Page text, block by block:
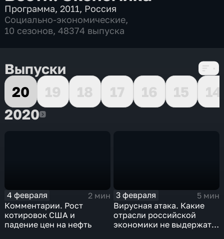
Программа,2011, Россия
Социально-экономические,
10 сезонов, 48374 выпуска
Выпуски
20
19 18 17 16 15
14
20202020
4 февраля
2 мин
Комментарии. Рост
котировок США и
падение цен на нефть
3 февраля
5 мин
Вирусная атака. Какие
отрасли российской
экономики не выдержат